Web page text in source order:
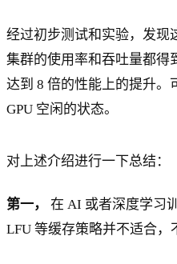
经过初步测试和实验，发现
集群的使用率和吞吐量都得
达到 8 倍的性能上的提升。
GPU 空闲的状态。
对上述介绍进行一下总结：
第一，
在 AI 或者深度学习
LFU 等缓存策略并不适合，